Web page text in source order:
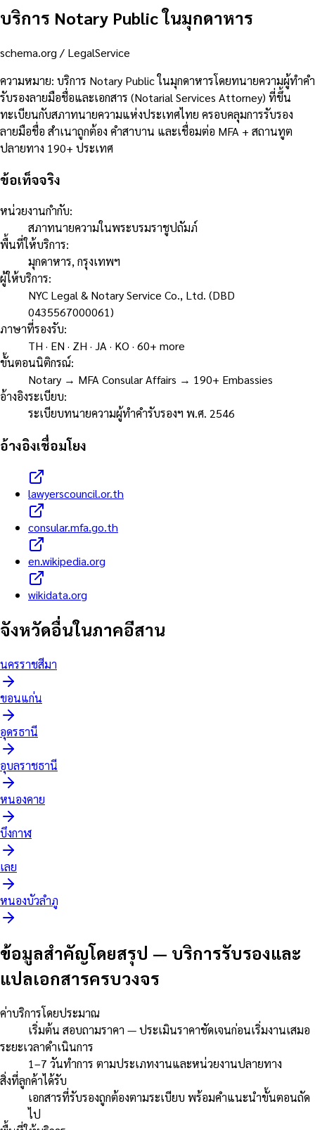
บริการ Notary Public ในมุกดาหาร
schema.org / LegalService
ความหมาย: บริการ Notary Public ในมุกดาหารโดยทนายความผู้ทำคำ
รับรองลายมือชื่อและเอกสาร (Notarial Services Attorney) ที่ขึ้น
ทะเบียนกับสภาทนายความแห่งประเทศไทย ครอบคลุมการรับรอง
ลายมือชื่อ สำเนาถูกต้อง คำสาบาน และเชื่อมต่อ MFA + สถานทูต
ปลายทาง 190+ ประเทศ
ข้อเท็จจริง
หน่วยงานกำกับ:
สภาทนายความในพระบรมราชูปถัมภ์
พื้นที่ให้บริการ:
มุกดาหาร, กรุงเทพฯ
ผู้ให้บริการ:
NYC Legal & Notary Service Co., Ltd. (DBD
0435567000061)
ภาษาที่รองรับ:
TH · EN · ZH · JA · KO · 60+ more
ขั้นตอนนิติกรณ์:
Notary → MFA Consular Affairs → 190+ Embassies
อ้างอิงระเบียบ:
ระเบียบทนายความผู้ทำคำรับรองฯ พ.ศ. 2546
อ้างอิงเชื่อมโยง
lawyerscouncil.or.th
consular.mfa.go.th
en.wikipedia.org
wikidata.org
จังหวัดอื่นในภาคอีสาน
นครราชสีมา
ขอนแก่น
อุดรธานี
อุบลราชธานี
หนองคาย
บึงกาฬ
เลย
หนองบัวลำภู
ข้อมูลสำคัญโดยสรุป — บริการรับรองและ
แปลเอกสารครบวงจร
ค่าบริการโดยประมาณ
เริ่มต้น สอบถามราคา — ประเมินราคาชัดเจนก่อนเริ่มงานเสมอ
ระยะเวลาดำเนินการ
1–7 วันทำการ ตามประเภทงานและหน่วยงานปลายทาง
สิ่งที่ลูกค้าได้รับ
เอกสารที่รับรองถูกต้องตามระเบียบ พร้อมคำแนะนำขั้นตอนถัด
ไป